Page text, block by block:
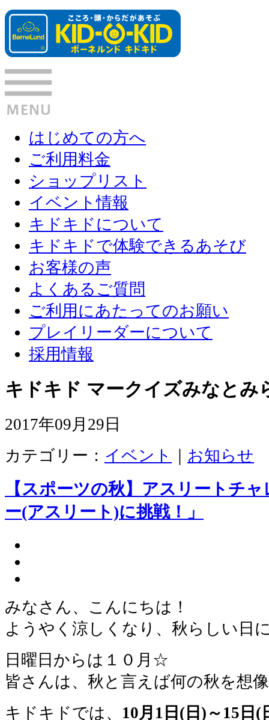
はじめての方へ
ご利用料金
ショップリスト
イベント情報
キドキドについて
キドキドで体験できるあそび
お客様の声
よくあるご質問
ご利用にあたってのお願い
プレイリーダーについて
採用情報
キドキド マークイズみなとみ
2017年09月29日
カテゴリー： イベント お知らせ
【スポーツの秋】アスリートチ
ー(アスリート)に挑戦！」
みなさん、こんにちは！
ようやく涼しくなり、秋らしい日
日曜日からは１０月☆
皆さんは、秋と言えば何の秋を想
キドキドでは、 10月1日(日)～15日(